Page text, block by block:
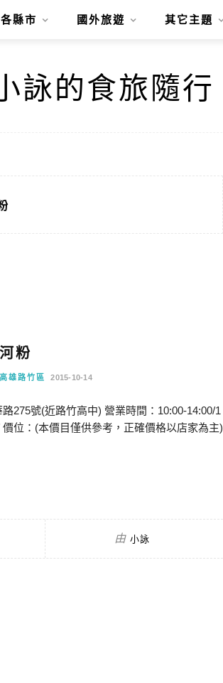
縣市 國外旅遊 其它主題
粉
高雄路竹區 2015-10-14
號(近路竹高中) 營業時間：10:00-14:00/1
位：(本價目僅供參考，正確價格以店家為主)
由 小詠